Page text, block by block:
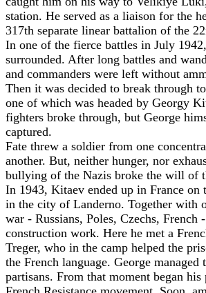
station. He served as a liaison for the
317th separate linear battalion of the
In one of the fierce battles in July
surrounded. After long battles and
and commanders were left without
Then it was decided to break through
one of which was headed by Georgy
fighters broke through, but George
captured.
Fate threw a soldier from one
another. But, neither hunger, nor
bullying of the Nazis broke the will of
In 1943, Kitaev ended up in France on
in the city of Landerno. Together with
war - Russians, Poles, Czechs, French
construction work. Here he met a
Treger, who in the camp helped the
the French language. George managed
partisans. From that moment began